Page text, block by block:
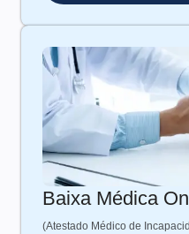
Baixa Médica
(Atestado Médico de